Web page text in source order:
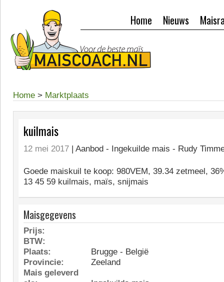
Nieuws
Home
Home > Marktplaats
kuilmais
12 mei 2017 | Aanbod - Ingekuilde mais - Rudy
Goede maiskuil te koop: 980VEM, 39.34 zetmeel,
13 45 59 kuilmais, maïs, snijmais
Maisgegevens
Prijs:
BTW:
Plaats:
Brugge - België
Provincie:
Zeeland
Mais geleverd